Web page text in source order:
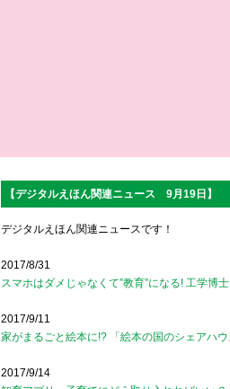
【デジタルえほん関連ニュース 9月19日】
デジタルえほん関連ニュースです！
2017/8/31
スマホはダメじゃなくて”教育”になる! 工学博
2017/9/11
家がまるごと絵本に!? 「絵本の国のシェアハ
2017/9/14